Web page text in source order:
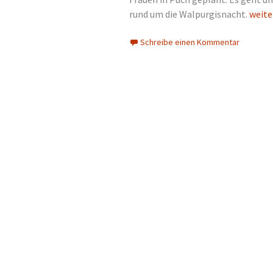
rund um die Walpurgisnacht.
Schreibe einen Kommentar